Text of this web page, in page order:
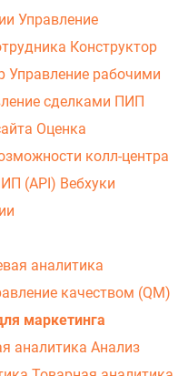
Управление
Конструктор
Управление рабочими
сделками ПИП
Оценка
колл-центра
(API) Вебхуки
аналитика
качеством (QM)
маркетинга
аналитика Анализ